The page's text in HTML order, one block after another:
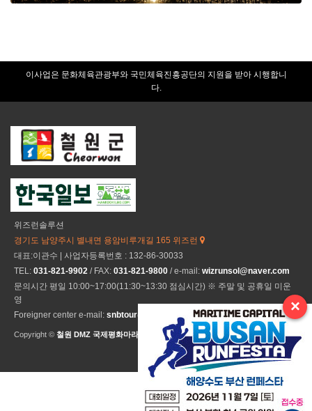
이사업은 문화체육관광부와 국민체육진흥공단의 지원을 받아 시행합니
다.
위즈런솔루션
경기도 남양주시 별내면 용암비루개길 165 위즈런
대표:이관수 | 사업자등록번호 : 132-86-30033
TEL: 031-821-9902 / FAX: 031-821-9800 / e-mail: wizrunsol@naver.com
문의시간 평일 10:00~17:00(11:30~13:30 점심시간) ※ 주말 및 공휴일 미운
영
Foreigner center e-mail: snbtour@naver.com
Copyright © 철원 DMZ 국제평화마라톤 All Rights Reseved.
×